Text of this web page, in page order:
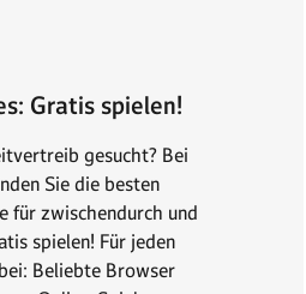
Gratis spielen!
gesucht? Bei
Sie die besten
für zwischendurch und
spielen! Für jeden
Beliebte Browser